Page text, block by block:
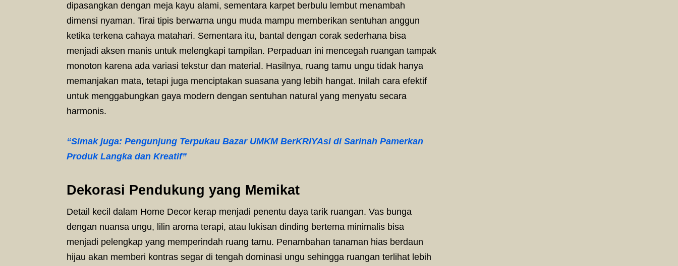
dipasangkan dengan meja kayu alami, sementara karpet berbulu lembut menambah
dimensi nyaman. Tirai tipis berwarna ungu muda mampu memberikan sentuhan anggun
ketika terkena cahaya matahari. Sementara itu, bantal dengan corak sederhana bisa
menjadi aksen manis untuk melengkapi tampilan. Perpaduan ini mencegah ruangan tampak
monoton karena ada variasi tekstur dan material. Hasilnya, ruang tamu ungu tidak hanya
memanjakan mata, tetapi juga menciptakan suasana yang lebih hangat. Inilah cara efektif
untuk menggabungkan gaya modern dengan sentuhan natural yang menyatu secara
harmonis.
“Simak juga: Pengunjung Terpukau Bazar UMKM BerKRIYAsi di Sarinah Pamerkan
Produk Langka dan Kreatif”
Dekorasi Pendukung yang Memikat
Detail kecil dalam Home Decor kerap menjadi penentu daya tarik ruangan. Vas bunga
dengan nuansa ungu, lilin aroma terapi, atau lukisan dinding bertema minimalis bisa
menjadi pelengkap yang memperindah ruang tamu. Penambahan tanaman hias berdaun
hijau akan memberi kontras segar di tengah dominasi ungu sehingga ruangan terlihat lebih